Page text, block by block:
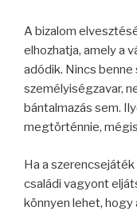
A bizalom
elhozhatja, amely a
adódik. Nincs
személyiségzavar,
bántalmazás sem.
megtörténnie, mégis
Ha a
családi vagyont
könnyen lehet,